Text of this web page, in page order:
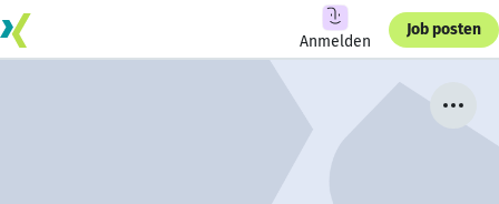
Anmelden
Job posten